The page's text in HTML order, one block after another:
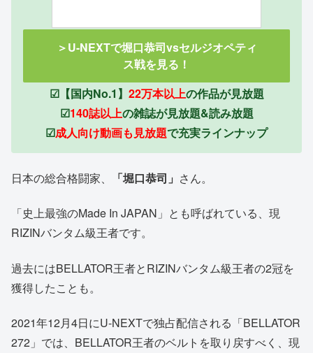
＞U-NEXTで堀口恭司vsセルジオペティ
ス戦を見る！
☑【国内No.1】 22万本以上の作品が見放題
☑140誌以上の雑誌が見放題&読み放題
☑成人向け動画も見放題で充実ラインナップ
日本の総合格闘家、 「堀口恭司」 さん。
「史上最強のMade In JAPAN」とも呼ばれている、現
RIZINバンタム級王者です。
過去にはBELLATOR王者とRIZINバンタム級王者の2冠を
獲得したことも。
2021年12月4日にU-NEXTで独占配信される「BELLATOR
272」では、BELLATOR王者のベルトを取り戻すべく、現